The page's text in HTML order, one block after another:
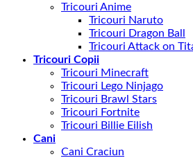
Tricouri Anime
Tricouri Naruto
Tricouri Dragon Ball
Tricouri Attack on
Tricouri Copii
Tricouri Minecraft
Tricouri Lego Ninjago
Tricouri Brawl Stars
Tricouri Fortnite
Tricouri Billie Eilish
Cani
Cani Craciun